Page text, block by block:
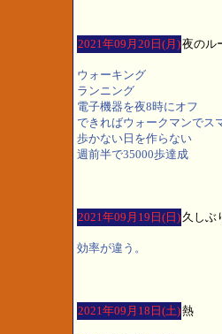
2021年09月20日(月)夜のル
ウォーキング
ランニング
電子機器を夜8時にオフ
できればウォークマンでス
歩かない日を作らない
週前半で35000歩達成
2021年09月19日(日) 久しぶ
効率が違う。
2021年09月18日(土)熱